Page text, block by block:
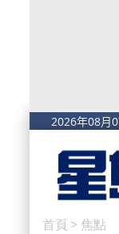
首頁 > 焦點